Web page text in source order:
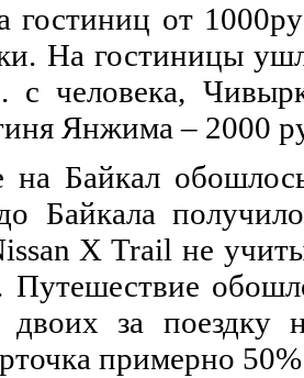
гостиниц от
На гостиницы
человека,
Янжима – 2000
на Байкал
Байкала
X Trail не
Путешествие
за поездку
примерно